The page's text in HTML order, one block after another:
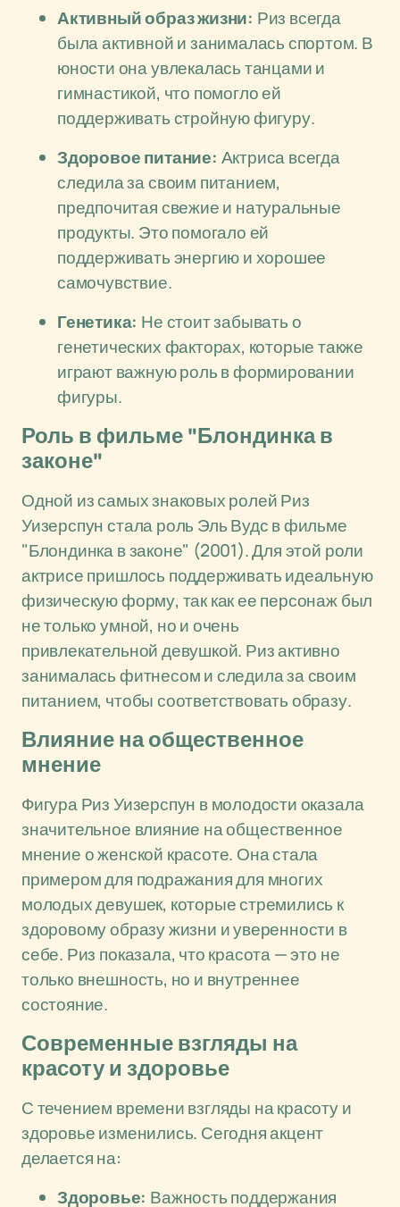
Активный образ жизни: Риз всегда
была активной и занималась спортом. В
юности она увлекалась танцами и
гимнастикой, что помогло ей
поддерживать стройную фигуру.
Здоровое питание: Актриса всегда
следила за своим питанием,
предпочитая свежие и натуральные
продукты. Это помогало ей
поддерживать энергию и хорошее
самочувствие.
Генетика: Не стоит забывать о
генетических факторах, которые также
играют важную роль в формировании
фигуры.
Роль в фильме "Блондинка в
законе"
Одной из самых знаковых ролей Риз
Уизерспун стала роль Эль Вудс в фильме
"Блондинка в законе" (2001). Для этой роли
актрисе пришлось поддерживать идеальную
физическую форму, так как ее персонаж был
не только умной, но и очень
привлекательной девушкой. Риз активно
занималась фитнесом и следила за своим
питанием, чтобы соответствовать образу.
Влияние на общественное
мнение
Фигура Риз Уизерспун в молодости оказала
значительное влияние на общественное
мнение о женской красоте. Она стала
примером для подражания для многих
молодых девушек, которые стремились к
здоровому образу жизни и уверенности в
себе. Риз показала, что красота — это не
только внешность, но и внутреннее
состояние.
Современные взгляды на
красоту и здоровье
С течением времени взгляды на красоту и
здоровье изменились. Сегодня акцент
делается на:
Здоровье: Важность поддержания